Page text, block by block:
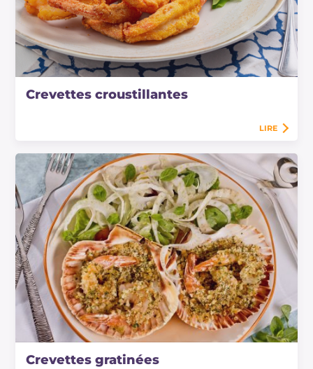
Crevettes croustillantes
LIRE
Crevettes gratinées